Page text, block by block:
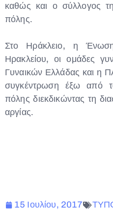
καθώς και ο σύλλογος
πόλης.
Στο Ηράκλειο, η
Ηρακλείου, οι ομάδες
Γυναικών Ελλάδας και η
συγκέντρωση έξω από
πόλης διεκδικώντας τη
αργίας.
15 Ιουλίου, 2017